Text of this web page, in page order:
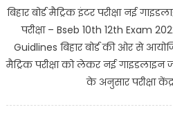
बिहार बोर्ड मैट्रिक इंटर परीक्षा नई
परीक्षा – Bseb 10th 12th Exam
Guidlines बिहार बोर्ड की ओर से
मैट्रिक परीक्षा को लेकर नई गाइडलाइन
के अनुसार परीक्षा